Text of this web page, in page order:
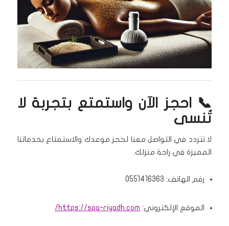
📞 احجز الآن واستمتع بتجربة لا
تُنسى
لا تتردد في التواصل معنا لحجز موعدك والاستمتاع بخدماتنا
المميزة في راحة منزلك.
رقم الهاتف: 0551416363
الموقع الإلكتروني: https://spa-riyadh.com/